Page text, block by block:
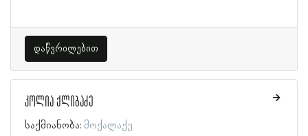
დაწვრილებით
კოლია ქლიბაძე
საქმიანობა: მოქალაქე